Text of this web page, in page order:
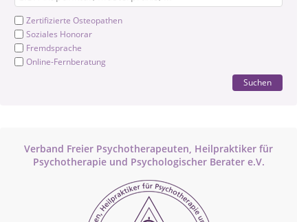
Zertifizierte Osteopathen
Soziales Honorar
Fremdsprache
Online-Fernberatung
Suchen
Verband Freier Psychotherapeuten, Heilpraktiker für
Psychotherapie und Psychologischer Berater e.V.